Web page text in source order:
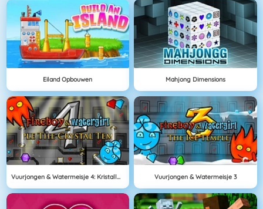
Eiland Opbouwen Mahjong Dimensions
Vuurjongen & Watermeisje 4: Kristallen Tempel Vuurjongen & Watermeisje 3